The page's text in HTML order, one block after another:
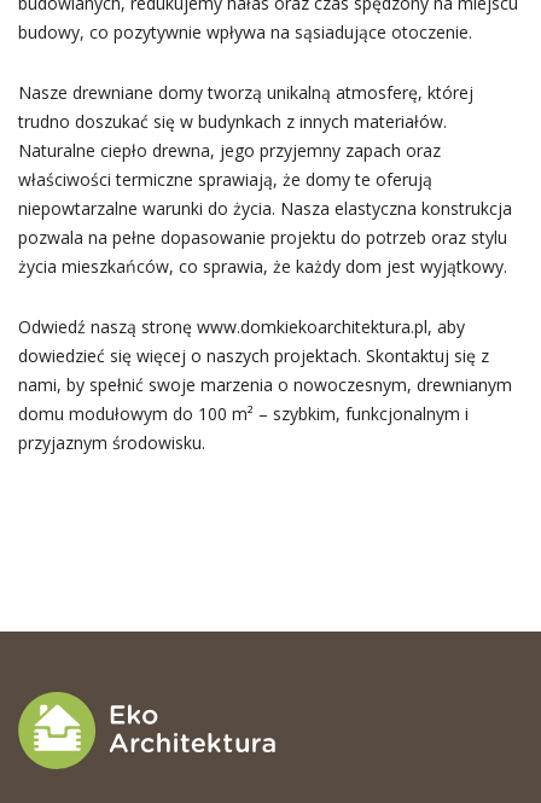
budowy, co pozytywnie wpływa na sąsiadujące otoczenie.
Nasze drewniane domy tworzą unikalną atmosferę, której
trudno doszukać się w budynkach z innych materiałów.
Naturalne ciepło drewna, jego przyjemny zapach oraz
właściwości termiczne sprawiają, że domy te oferują
niepowtarzalne warunki do życia. Nasza elastyczna konstrukcja
pozwala na pełne dopasowanie projektu do potrzeb oraz stylu
życia mieszkańców, co sprawia, że każdy dom jest wyjątkowy.
Odwiedź naszą stronę www.domkiekoarchitektura.pl, aby
dowiedzieć się więcej o naszych projektach. Skontaktuj się z
nami, by spełnić swoje marzenia o nowoczesnym, drewnianym
domu modułowym do 100 m² – szybkim, funkcjonalnym i
przyjaznym środowisku.